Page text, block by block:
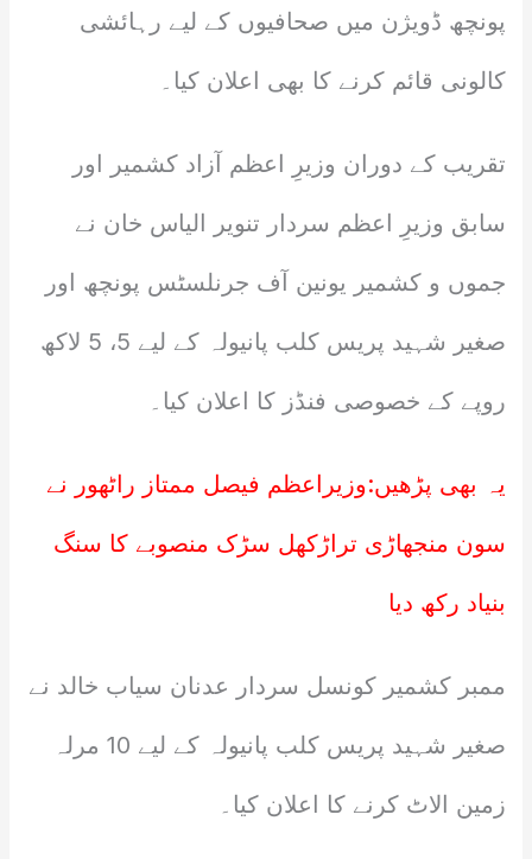
پونچھ ڈویژن میں صحافیوں کے لیے رہائشی
کالونی قائم کرنے کا بھی اعلان کیا۔
تقریب کے دوران وزیرِ اعظم آزاد کشمیر اور
سابق وزیرِ اعظم سردار تنویر الیاس خان نے
جموں و کشمیر یونین آف جرنلسٹس پونچھ اور
صغیر شہید پریس کلب پانیولہ کے لیے 5، 5 لاکھ
روپے کے خصوصی فنڈز کا اعلان کیا۔
یہ بھی پڑھیں:وزیراعظم فیصل ممتاز راٹھور نے
سون منجھاڑی تراڑکھل سڑک منصوبے کا سنگ
بنیاد رکھ دیا
ممبر کشمیر کونسل سردار عدنان سیاب خالد نے
صغیر شہید پریس کلب پانیولہ کے لیے 10 مرلہ
زمین الاٹ کرنے کا اعلان کیا۔